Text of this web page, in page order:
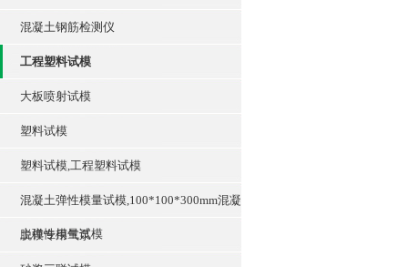
混凝土钢筋检测仪
工程塑料试模
大板喷射试模
塑料试模
塑料试模,工程塑料试模
混凝土弹性模量试模,100*100*300mm混凝
土弹性模量试模
脱模专用气泵